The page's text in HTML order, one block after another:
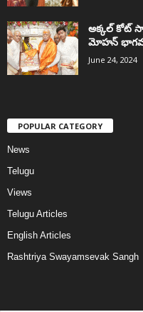
అక్కల్‌ కోట్‌
మోహన్
June 24, 2024
POPULAR CATEGORY
News
Telugu
Views
Telugu Articles
English Articles
Rashtriya Swayamsevak Sangh